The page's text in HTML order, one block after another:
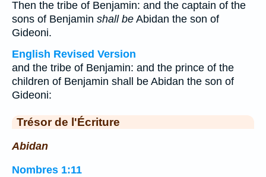
Then the tribe of Benjamin: and the captain of the
sons of Benjamin shall be Abidan the son of
Gideoni.
English Revised Version
and the tribe of Benjamin: and the prince of the
children of Benjamin shall be Abidan the son of
Gideoni:
Trésor de l'Écriture
Abidan
Nombres 1:11